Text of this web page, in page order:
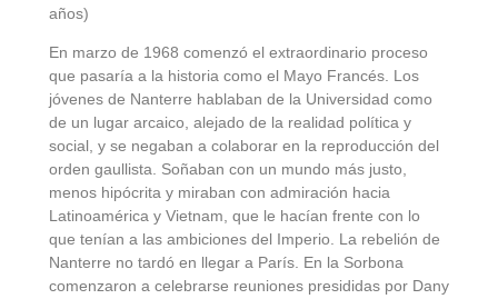
años)
En marzo de 1968 comenzó el extraordinario proceso
que pasaría a la historia como el Mayo Francés. Los
jóvenes de Nanterre hablaban de la Universidad como
de un lugar arcaico, alejado de la realidad política y
social, y se negaban a colaborar en la reproducción del
orden gaullista. Soñaban con un mundo más justo,
menos hipócrita y miraban con admiración hacia
Latinoamérica y Vietnam, que le hacían frente con lo
que tenían a las ambiciones del Imperio. La rebelión de
Nanterre no tardó en llegar a París. En la Sorbona
comenzaron a celebrarse reuniones presididas por Dany